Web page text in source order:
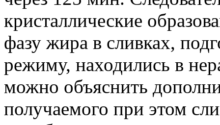
кристаллические
фазу жира в сливках,
режиму, находились в
можно объяснить
получаемого при этом